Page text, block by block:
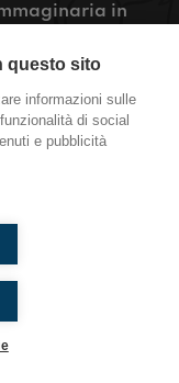
in
degli
in casa? Ce lo
da Siena.
questo sito
informazioni sulle
di social
e pubblicità